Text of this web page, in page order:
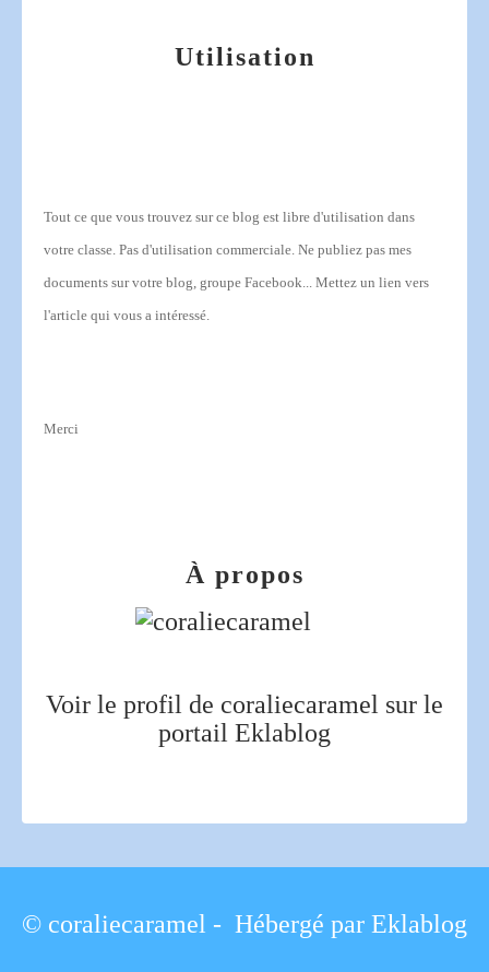
À propos
Voir le profil de coraliecaramel sur le
portail Eklablog
Utilisation
Tout ce que vous trouvez sur ce blog est libre d'utilisation dans
votre classe. Pas d'utilisation commerciale. Ne publiez pas mes
documents sur votre blog, groupe Facebook... Mettez un lien vers
l'article qui vous a intéressé.
Merci
© coraliecaramel - Hébergé par Eklablog